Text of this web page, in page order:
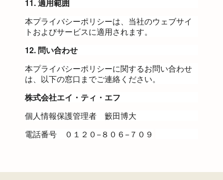
11. 適用範囲
本プライバシーポリシーは、当社のウェブサイ
トおよびサービスに適用されます。
12. 問い合わせ
本プライバシーポリシーに関するお問い合わせ
は、以下の窓口までご連絡ください。
株式会社エイ・ティ・エフ
個人情報保護管理者 籔田博大
電話番号 ０１２０−８０６−７０９